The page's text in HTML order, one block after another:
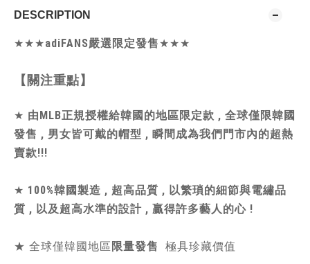
DESCRIPTION
★★★adiFANS嚴選限定發售★★★
【關注重點】
★ 由MLB正規授權給韓國的地區限定款 , 全球僅限韓國
發售 , 男女皆可戴的帽型 , 瞬間成為我們門市內的超熱
賣款!!!
★ 100%韓國製造 , 超高品質 , 以繁瑣的細節與電繡品
質 , 以及超高水準的設計 , 贏得許多藝人的心 !
★ 全球僅韓國地區 限量發售 極具珍藏價值